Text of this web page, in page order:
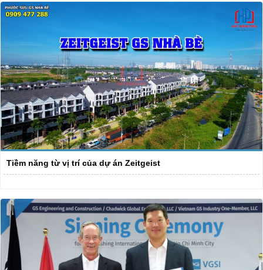
Tiềm năng từ vị trí của dự án Zeitgeist